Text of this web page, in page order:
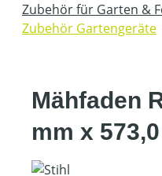
Zubehör für Garten &
Zubehör Gartengeräte
Mähfaden
mm x